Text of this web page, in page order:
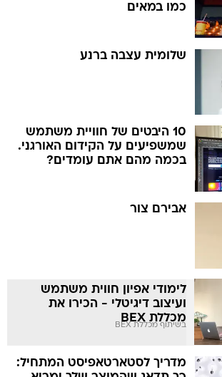
כמו במאים
שלומית עצבה ברנע
10 היבטים של חוויית משתמש
שמשפיעים על הקידום האורגני.
בכמה מהם אתם עומדים?
אבירם צור
לימודי אפיון חווית משתמש
ועיצוב דיגיטלי - הכירו את
מכללת BEX
בשיתוף מכללת BEX
מדריך לסטארטאפיסט המתחיל: